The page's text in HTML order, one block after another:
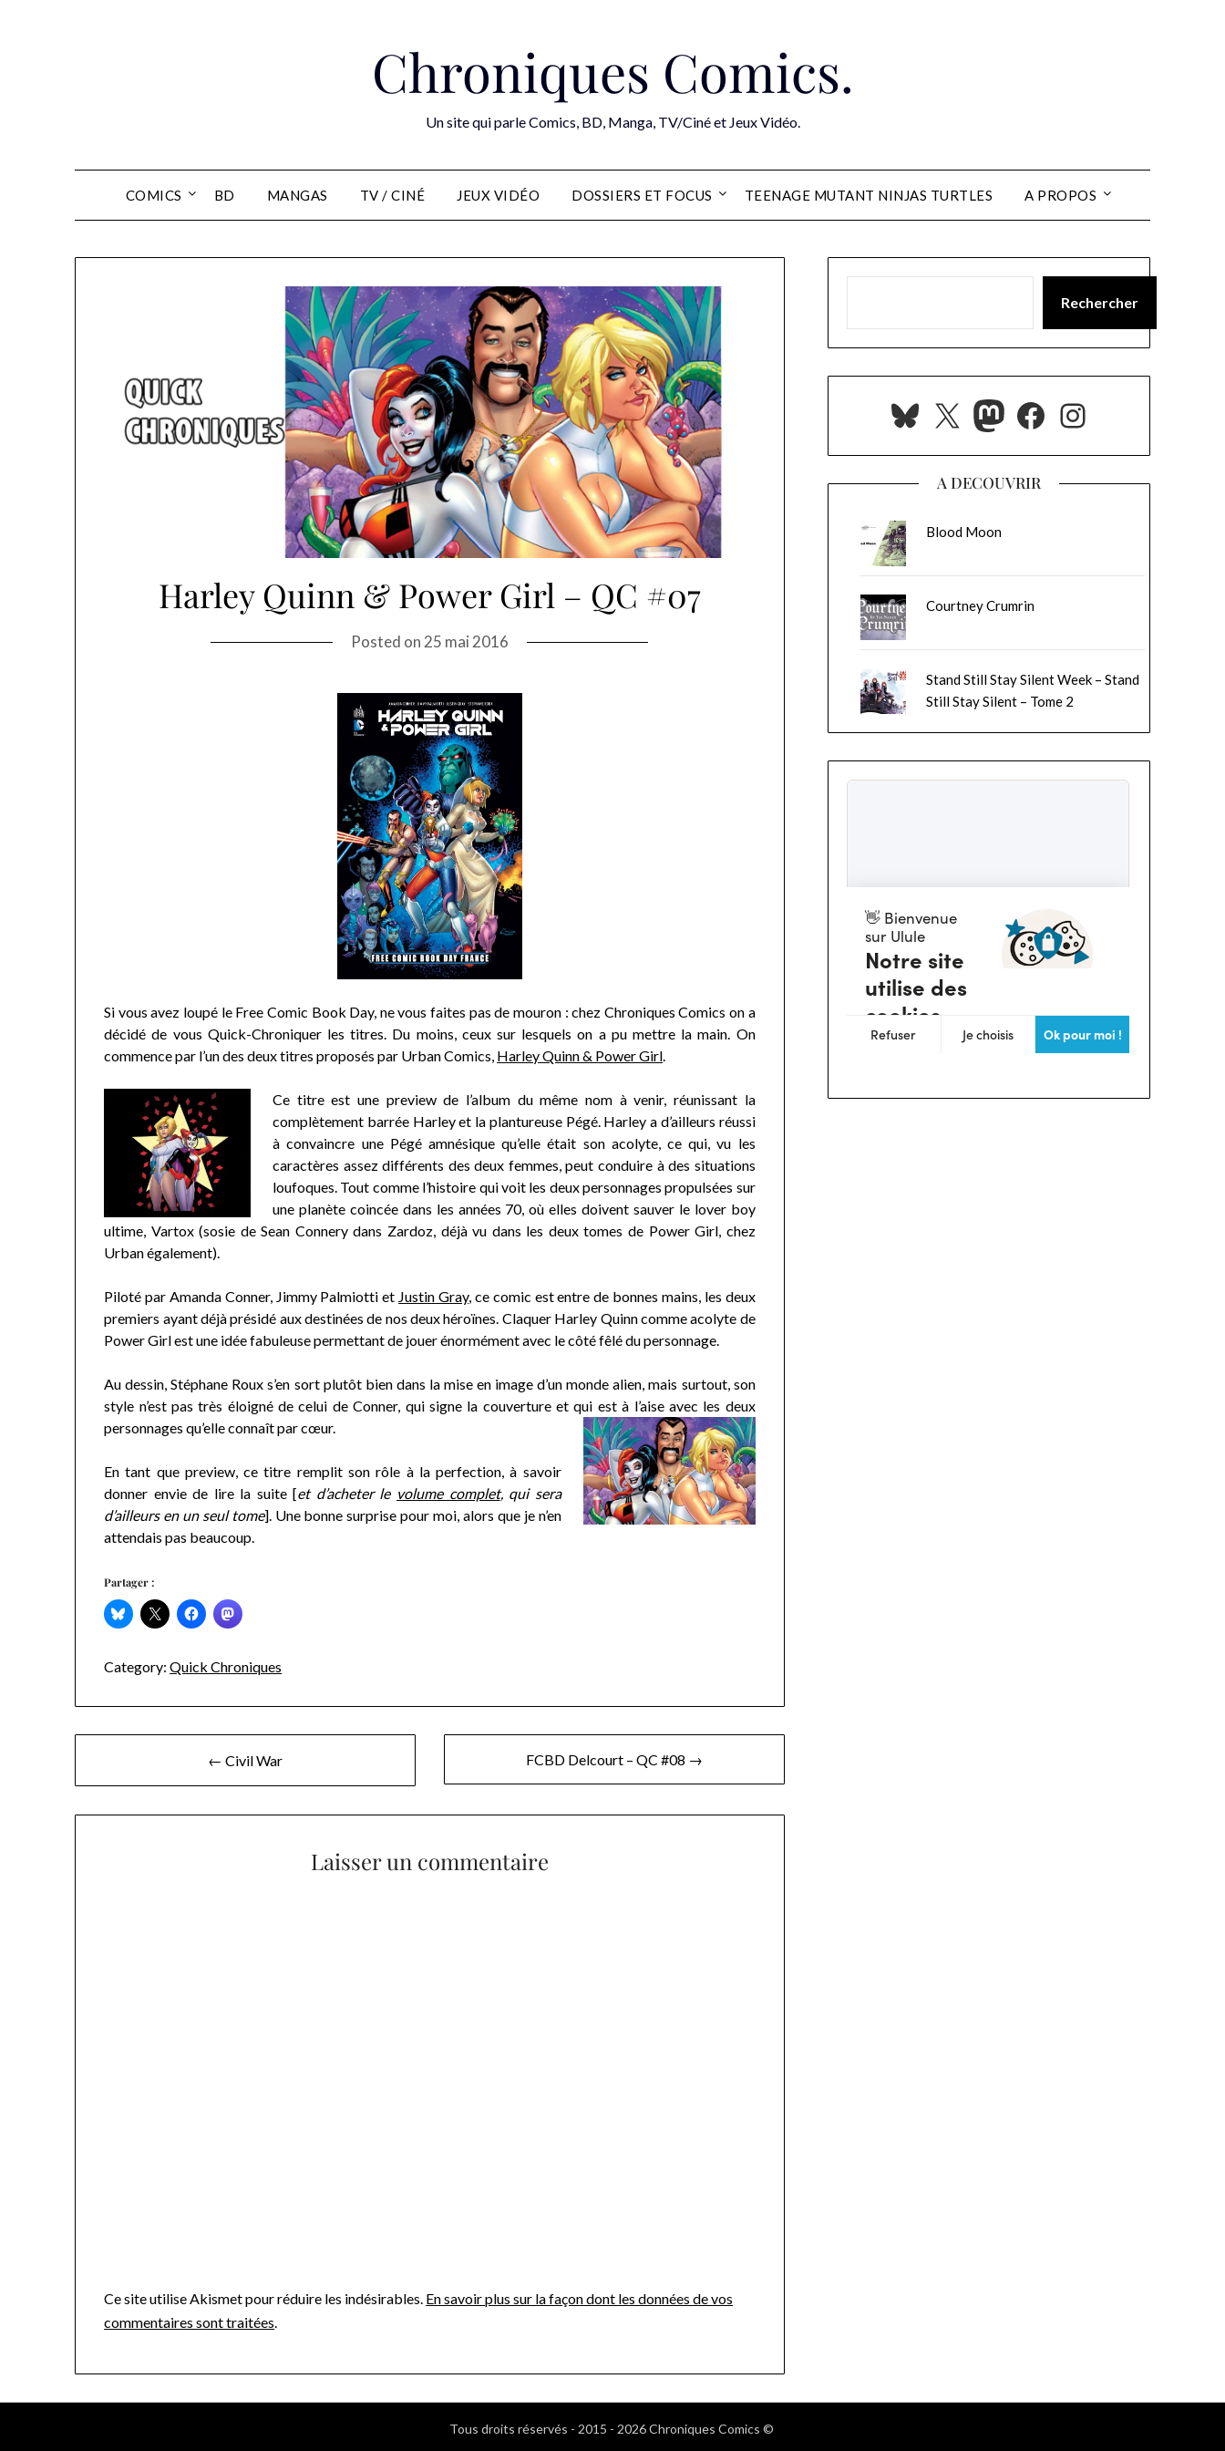
Chroniques Comics.
Un site qui parle Comics, BD, Manga, TV/Ciné et Jeux Vidéo.
COMICS BD MANGAS TV / CINÉ JEUX VIDÉO DOSSIERS ET FOCUS TEENAGE MUTANT NINJAS TURTLES A PROPOS
Harley Quinn & Power Girl – QC #07
Posted on 25 mai 2016
Si vous avez loupé le Free Comic Book Day, ne vous faites pas de mouron : chez Chroniques Comics on a
décidé de vous Quick-Chroniquer les titres. Du moins, ceux sur lesquels on a pu mettre la main. On
commence par l’un des deux titres proposés par Urban Comics, Harley Quinn & Power Girl.
Ce titre est une preview de l’album du même nom à venir, réunissant la
complètement barrée Harley et la plantureuse Pégé. Harley a d’ailleurs réussi
à convaincre une Pégé amnésique qu’elle était son acolyte, ce qui, vu les
caractères assez différents des deux femmes, peut conduire à des situations
loufoques. Tout comme l’histoire qui voit les deux personnages propulsées sur
une planète coincée dans les années 70, où elles doivent sauver le lover boy
ultime, Vartox (sosie de Sean Connery dans Zardoz, déjà vu dans les deux tomes de Power Girl, chez
Urban également).
Piloté par Amanda Conner, Jimmy Palmiotti et Justin Gray, ce comic est entre de bonnes mains, les deux
premiers ayant déjà présidé aux destinées de nos deux héroïnes. Claquer Harley Quinn comme acolyte de
Power Girl est une idée fabuleuse permettant de jouer énormément avec le côté fêlé du personnage.
Au dessin, Stéphane Roux s’en sort plutôt bien dans la mise en image d’un monde alien, mais surtout, son
style n’est pas très éloigné de celui de Conner, qui signe la couverture et qui est à l’aiseavec les deux
personnages qu’elle connaît par cœur.
En tant que preview, ce titre remplit son rôle à la perfection, à savoir
donner envie de lire la suite [et d’acheter le volume complet, qui sera
d’ailleurs en un seul tome]. Une bonne surprise pour moi, alors que je n’en
attendais pas beaucoup.
Partager :
Category: Quick Chroniques
de
l’article
← Civil War FCBD Delcourt – QC #08 →
Laisser un commentaire
Ce site utilise Akismet pour réduire les indésirables. En savoir plus sur la façon dont les données de vos
commentaires sont traitées
Rechercher
Bluesky
X Mastodon
Facebook
Instagram
A DECOUVRIR
Blood Moon
Courtney Crumrin
Stand Still Stay Silent Week – Stand
Still Stay Silent – Tome 2
Tous droits réservés - 2015 - 2026 Chroniques Comics ©